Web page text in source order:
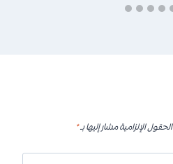
الحقول الإلزامية مشار إليها بـ*